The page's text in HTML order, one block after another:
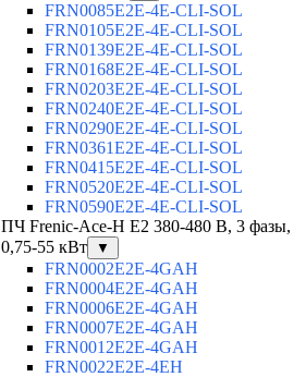
FRN0085E2E-4E-CLI-SOL
FRN0105E2E-4E-CLI-SOL
FRN0139E2E-4E-CLI-SOL
FRN0168E2E-4E-CLI-SOL
FRN0203E2E-4E-CLI-SOL
FRN0240E2E-4E-CLI-SOL
FRN0290E2E-4E-CLI-SOL
FRN0361E2E-4E-CLI-SOL
FRN0415E2E-4E-CLI-SOL
FRN0520E2E-4E-CLI-SOL
FRN0590E2E-4E-CLI-SOL
ПЧ Frenic-Ace-H E2 380-480 В, 3 фазы,
0,75-55 кВт
▼
FRN0002E2E-4GAH
FRN0004E2E-4GAH
FRN0006E2E-4GAH
FRN0007E2E-4GAH
FRN0012E2E-4GAH
FRN0022E2E-4EH